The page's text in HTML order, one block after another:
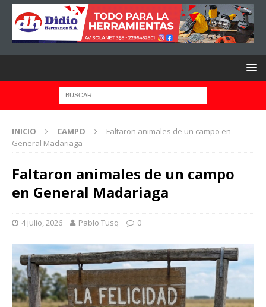
INICIO CAMPO
Faltaron animales de un campo en
General Madariaga
Faltaron animales de un campo
en General Madariaga
4 julio, 2026 Pablo Tusq 0